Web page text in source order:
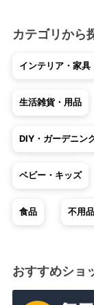
カテゴリから
インテリア・家具
生活雑貨・用品
DIY・ガーデニン
ベビー・キッズ
食品 不用
おすすめショ